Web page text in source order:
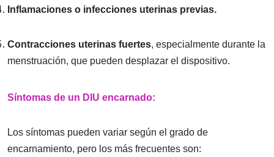
Inflamaciones o infecciones uterinas previas.
Contracciones uterinas fuertes, especialmente durante la
menstruación, que pueden desplazar el dispositivo.
Síntomas de un DIU encarnado:
Los síntomas pueden variar según el grado de
encarnamiento, pero los más frecuentes son: